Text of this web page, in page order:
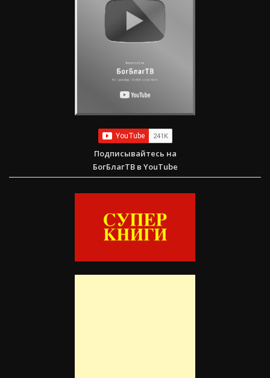
Подписывайтесь на
БогБлагТВ в YouTube